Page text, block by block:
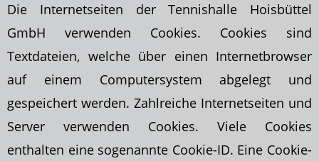
Die Internetseiten der Tennishalle Hoisbüttel
GmbH verwenden Cookies. Cookies sind
Textdateien, welche über einen Internetbrowser
auf einem Computersystem abgelegt und
gespeichert werden. Zahlreiche Internetseiten und
Server verwenden Cookies. Viele Cookies
enthalten eine sogenannte Cookie-ID. Eine Cookie-